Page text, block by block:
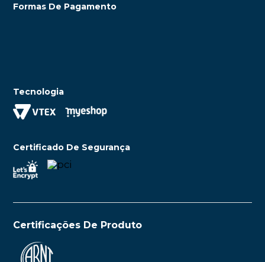
Formas De Pagamento
Tecnologia
Certificado De Segurança
Certificações De Produto